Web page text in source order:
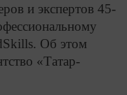
и экспертов 45-
Об этом
«Татар-